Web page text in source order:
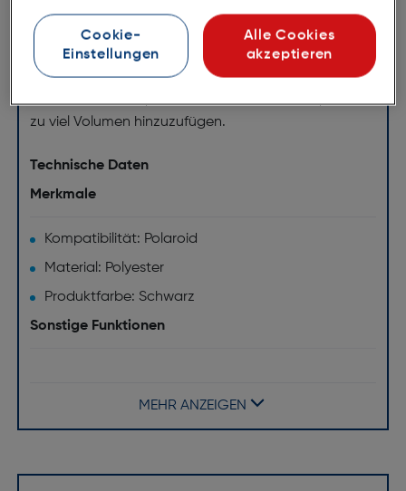
kompatibel mit der Polaroid Go Kamera.
Die Polaroid Go Kameratasche wurde entwickelt, um
Ihren kleinen kreativen Partner perfekt zu schützen.
Robust und leicht, hält es Ihre Kamera sicher, ohne
zu viel Volumen hinzuzufügen.
Technische Daten
Merkmale
Kompatibilität: Polaroid
Material: Polyester
Produktfarbe: Schwarz
Sonstige Funktionen
MEHR ANZEIGEN
Cookie-
Einstellungen
Alle Cookies
akzeptieren